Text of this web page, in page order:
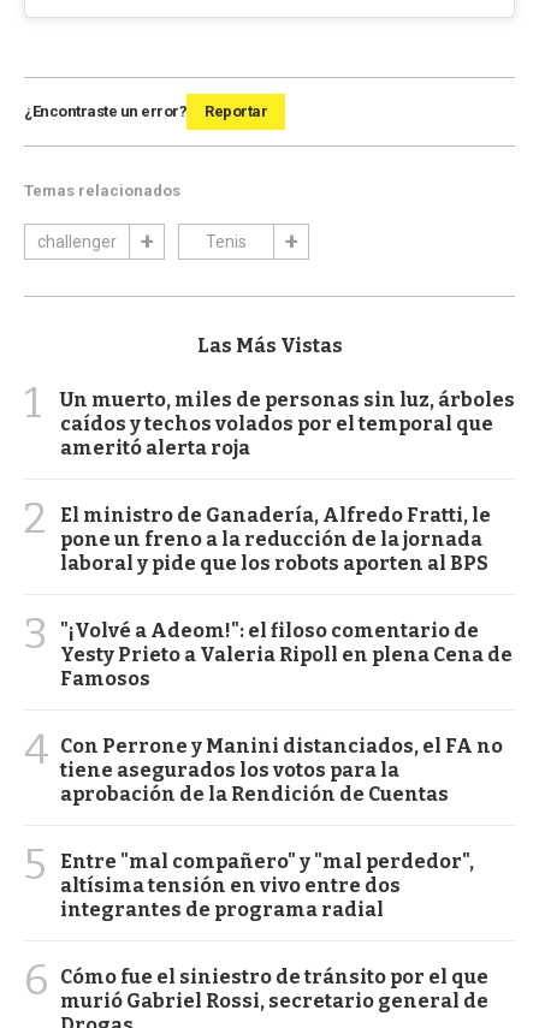
¿Encontraste un error? Reportar
Temas relacionados
challenger Tenis
Las Más Vistas
1
Un muerto, miles de personas sin luz, árboles
caídos y techos volados por el temporal que
ameritó alerta roja
2
El ministro de Ganadería, Alfredo Fratti, le
pone un freno a la reducción de la jornada
laboral y pide que los robots aporten al BPS
3
"¡Volvé a Adeom!": el filoso comentario de
Yesty Prieto a Valeria Ripoll en plena Cena de
Famosos
4 Con Perrone y Manini distanciados, el FA no
tiene asegurados los votos para la
aprobación de la Rendición de Cuentas
5
Entre "mal compañero" y "mal perdedor",
altísima tensión en vivo entre dos
integrantes de programa radial
6
Cómo fue el siniestro de tránsito por el que
murió Gabriel Rossi, secretario general de